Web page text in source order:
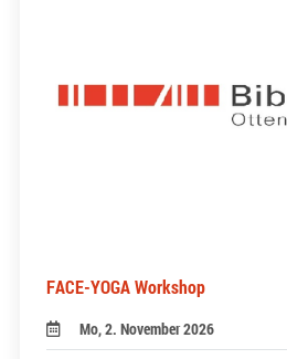
FACE-YOGA Workshop
Mo, 2. November 2026